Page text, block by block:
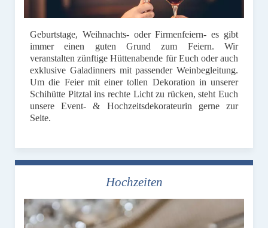
Geburtstage, Weihnachts- oder Firmenfeiern- es gibt
immer einen guten Grund zum Feiern. Wir
veranstalten zünftige Hüttenabende für Euch oder auch
exklusive Galadinners mit passender Weinbegleitung.
Um die Feier mit einer tollen Dekoration in unserer
Schihütte Pitztal ins rechte Licht zu rücken, steht Euch
unsere Event- & Hochzeitsdekorateurin gerne zur
Seite.
Hochzeiten